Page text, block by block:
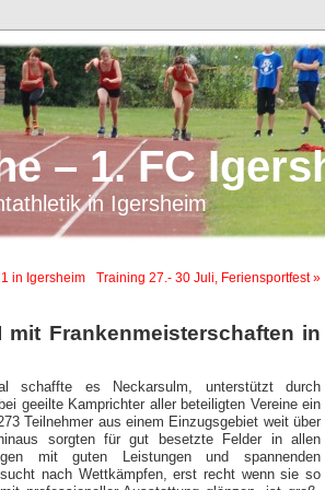
– 1. FC
in Igersheim
in Igersheim Training 27.- 30 Juli, Feriensportfest »
mit Frankenmeisterschaften in
schaffte es Neckarsulm, unterstützt durch
geeilte Kamprichter aller beteiligten Vereine ein
Teilnehmer aus einem Einzugsgebiet weit über
sorgten für gut besetzte Felder in allen
mit guten Leistungen und spannenden
nach Wettkämpfen, erst recht wenn sie so